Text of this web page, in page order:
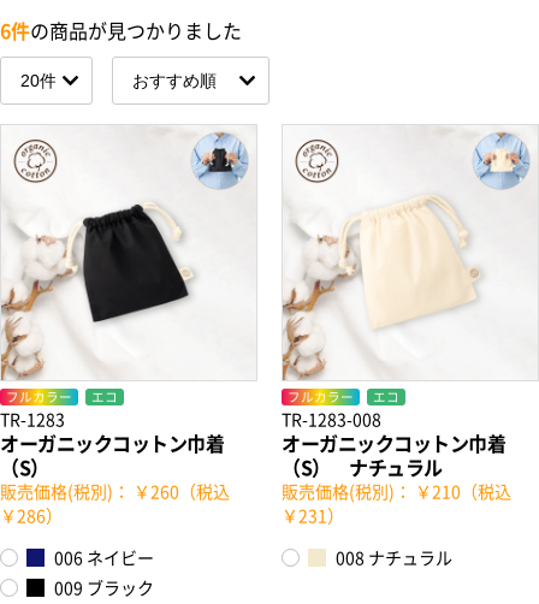
6件の商品が見つかりました
フルカラー エコ
TR-1283
オーガニックコットン巾着
（S）
販売価格(税別)： ￥260（税込
￥286）
006 ネイビー
009 ブラック
フルカラー エコ
TR-1283-008
オーガニックコットン巾着
（S） ナチュラル
販売価格(税別)： ￥210（税込
￥231）
008 ナチュラル